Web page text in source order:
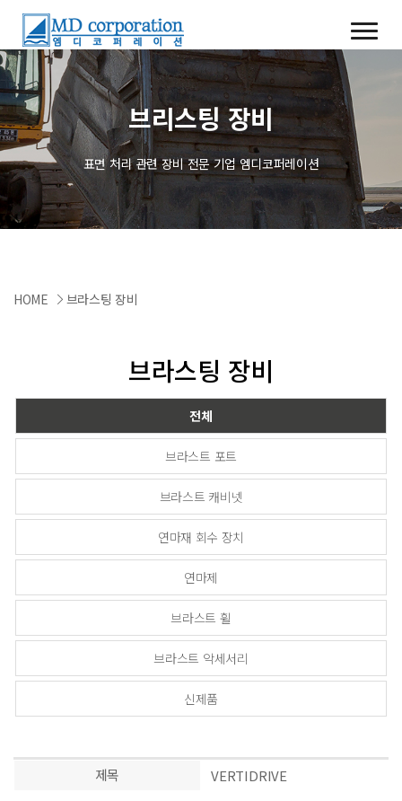
브리스팅 장비
표면 처리 관련 장비 전문 기업 엠디코퍼레이션
HOME 브라스팅 장비
브라스팅 장비
전체
브라스트 포트
브라스트 캐비넷
연마재 회수 장치
연마제
브라스트 휠
브라스트 악세서리
신제품
제목 VERTIDRIVE